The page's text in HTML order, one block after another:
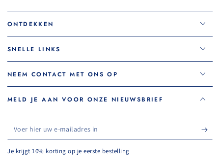
ONTDEKKEN
SNELLE LINKS
NEEM CONTACT MET ONS OP
MELD JE AAN VOOR ONZE NIEUWSBRIEF
Voer
hier
uw
Je krijgt 10% korting op je eerste bestelling